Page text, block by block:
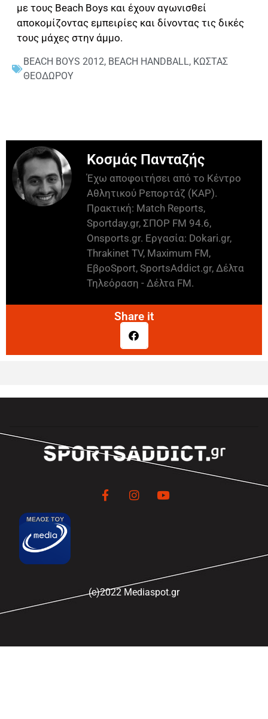
με τους Beach Boys και έχουν αγωνισθεί
αποκομίζοντας εμπειρίες και δίνοντας τις δικές
τους μάχες στην άμμο.
BEACH BOYS 2012, BEACH HANDBALL, ΚΩΣΤΑΣ
ΘΕΟΔΩΡΟΥ
Κοσμάς Πανταζής
Έχω αποφοιτήσει από το Κέντρο
Αθλητικού Ρεπορτάζ (ΚΑΡ).
Πρακτική: Match Reports,
Sportday.gr, ΣΠΟΡ FM 94.6,
Onsports.gr. Εργασία: Dokari.gr,
Thrakinet TV, Maximum FM,
ΕβροSport, SportsAddict.gr, Δέλτα
Τηλεόραση - Δέλτα FM.
Share it
(c)2022 Mediaspot.gr